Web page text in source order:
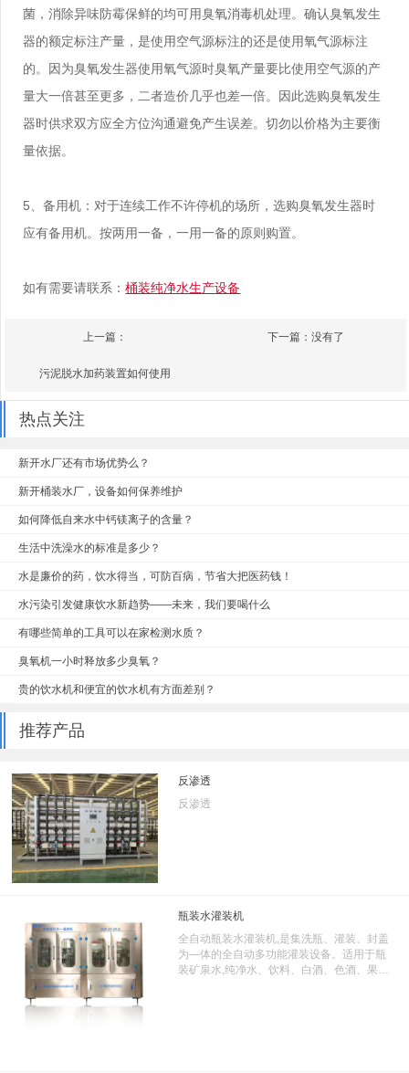
菌，消除异味防霉保鲜的均可用臭氧消毒机处理。确认臭氧发生
器的额定标注产量，是使用空气源标注的还是使用氧气源标注
的。因为臭氧发生器使用氧气源时臭氧产量要比使用空气源的产
量大一倍甚至更多，二者造价几乎也差一倍。因此选购臭氧发生
器时供求双方应全方位沟通避免产生误差。切勿以价格为主要衡
量依据。
5、备用机：对于连续工作不许停机的场所，选购臭氧发生器时
应有备用机。按两用一备，一用一备的原则购置。
如有需要请联系：桶装纯净水生产设备
上一篇：
污泥脱水加药装置如何使用
下一篇：没有了
热点关注
新开水厂还有市场优势么？
新开桶装水厂，设备如何保养维护
如何降低自来水中钙镁离子的含量？
生活中洗澡水的标准是多少？
水是廉价的药，饮水得当，可防百病，节省大把医药钱！
水污染引发健康饮水新趋势——未来，我们要喝什么
有哪些简单的工具可以在家检测水质？
臭氧机一小时释放多少臭氧？
贵的饮水机和便宜的饮水机有方面差别？
推荐产品
反渗透
反渗透
瓶装水灌装机
全自动瓶装水灌装机,是集洗瓶、灌装、封盖
为—体的全自动多功能灌装设备。适用于瓶
装矿泉水,纯净水、饮料、白酒、色酒、果